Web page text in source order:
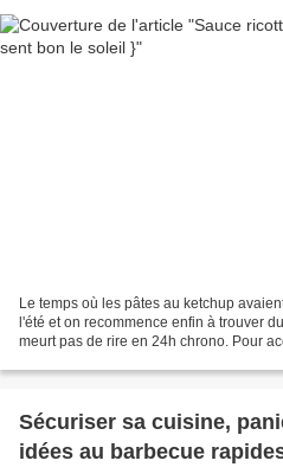
Le temps où les pâtes au ketchup
l'été et on recommence enfin à trouver
meurt pas de rire en 24h chrono. Pour
Sécuriser sa cuisine,
idées au barbecue